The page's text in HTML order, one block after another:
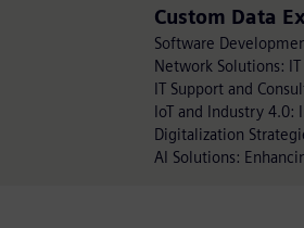
Custom Data
Software
Network Solutions:
IT Support and
IoT and Industry
Digitalization
AI Solutions: